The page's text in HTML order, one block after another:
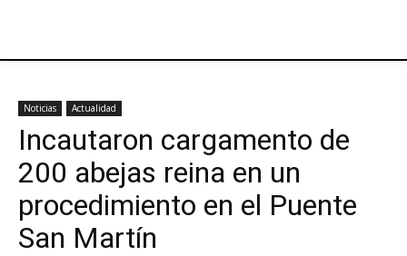
Noticias Actualidad
Incautaron cargamento de
200 abejas reina en un
procedimiento en el Puente
San Martín